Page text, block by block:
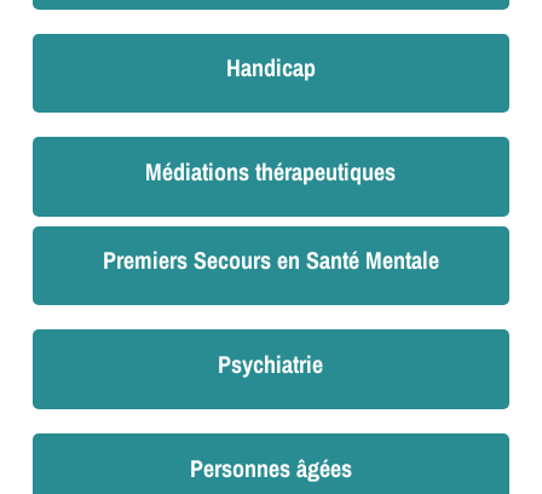
Handicap
Médiations thérapeutiques
Premiers Secours en Santé Mentale
Psychiatrie
Personnes âgées